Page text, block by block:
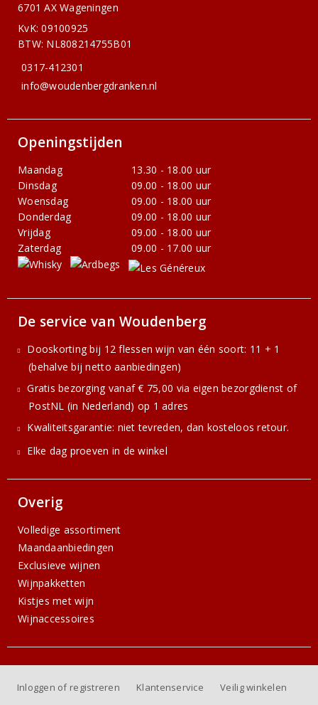
6701 AX Wageningen
KvK: 09100925
BTW: NL808214755B01
0317-412301
info@woudenbergdranken.nl
Openingstijden
Maandag
13.30 - 18.00 uur
Dinsdag
09.00 - 18.00 uur
Woensdag
09.00 - 18.00 uur
Donderdag
09.00 - 18.00 uur
Vrijdag
09.00 - 18.00 uur
Zaterdag
09.00 - 17.00 uur
De service van Woudenberg
Dooskorting bij 12 flessen wijn van één soort: 11 + 1
(behalve bij netto aanbiedingen)
Gratis bezorging vanaf € 75,00 via eigen bezorgdienst of
PostNL (in Nederland) op 1 adres
Kwaliteitsgarantie: niet tevreden, dan kosteloos retour.
Elke dag proeven in de winkel
Overig
Volledige assortiment
Maandaanbiedingen
Exclusieve wijnen
Wijnpakketten
Kistjes met wijn
Wijnaccessoires
Inloggen of registreren Klantenservice
Veilig winkelen